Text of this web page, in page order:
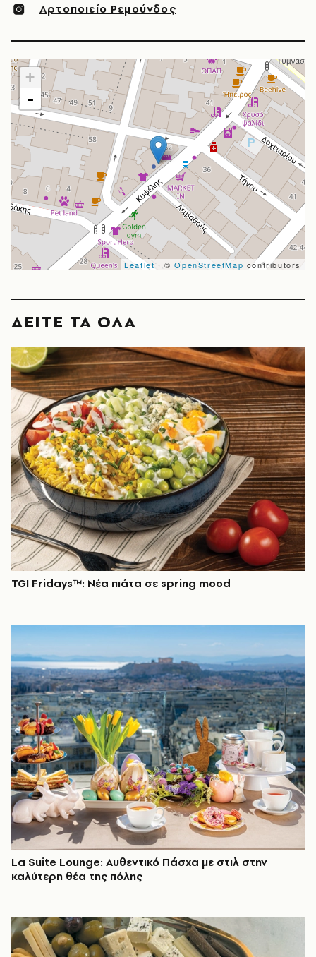
Αρτοποιείο Ρεμούνδος
+
-
Leaflet| ©OpenStreetMap contributors
ΔΕΙΤΕ ΤΑ ΟΛΑ
TGI Fridays™: Νέα πιάτα σε spring mood
La Suite Lounge: Αυθεντικό Πάσχα με στιλ στην
καλύτερη θέα της πόλης